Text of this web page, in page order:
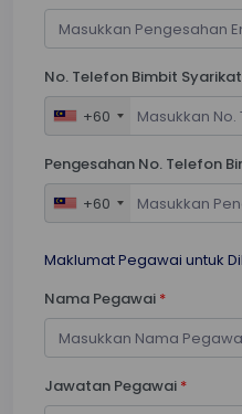
No. Telefon Bimbit Syarikat
+60
Pengesahan No. Telefon
+60
Maklumat Pegawai untuk
Nama Pegawai *
Jawatan Pegawai *